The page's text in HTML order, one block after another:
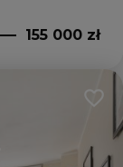
155 000 zł